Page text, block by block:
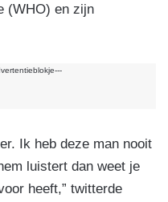
(WHO) en zijn
Ik heb deze man nooit
luistert dan weet je
heeft,” twitterde